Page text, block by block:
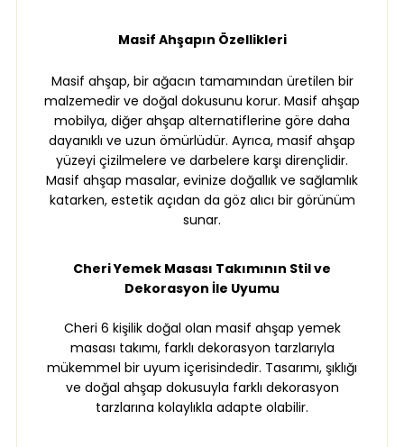
Masif Ahşapın Özellikleri
Masif ahşap, bir ağacın tamamından üretilen bir
malzemedir ve doğal dokusunu korur. Masif ahşap
mobilya, diğer ahşap alternatiflerine göre daha
dayanıklı ve uzun ömürlüdür. Ayrıca, masif ahşap
yüzeyi çizilmelere ve darbelere karşı dirençlidir.
Masif ahşap masalar, evinize doğallık ve sağlamlık
katarken, estetik açıdan da göz alıcı bir görünüm
sunar.
Cheri Yemek Masası Takımının Stil ve
Dekorasyon İle Uyumu
Cheri 6 kişilik doğal olan masif ahşap yemek
masası takımı, farklı dekorasyon tarzlarıyla
mükemmel bir uyum içerisindedir. Tasarımı, şıklığı
ve doğal ahşap dokusuyla farklı dekorasyon
tarzlarına kolaylıkla adapte olabilir.